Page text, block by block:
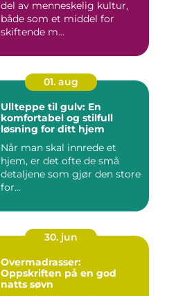
del av menneskelig kultur,
både som et middel for
skiftende m...
01. aug
Ullteppe til gulv: En
komfortabel og stilfull
løsning for ditt hjem
Når man skal innrede et
hjem, er det ofte de små
detaljene som gjør den store
for...
30. jun
Overmadrasser:
Oppskriften på en god
natts søvn